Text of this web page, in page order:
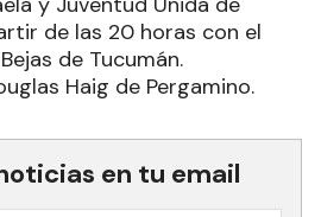
de las 20 horas con el
de Tucumán.
Haig de Pergamino.
en tu email